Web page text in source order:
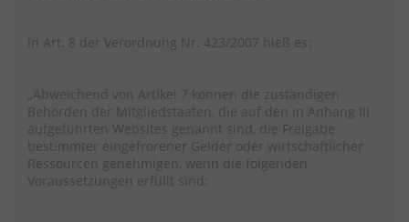
In Art. 8 der Verordnung Nr. 423/2007 hieß es:
„Abweichend von Artikel 7 können die zuständigen
Behörden der Mitgliedstaaten, die auf den in Anhang III
aufgeführten Websites genannt sind, die Freigabe
bestimmter eingefrorener Gelder oder wirtschaftlicher
Ressourcen genehmigen, wenn die folgenden
Voraussetzungen erfüllt sind: